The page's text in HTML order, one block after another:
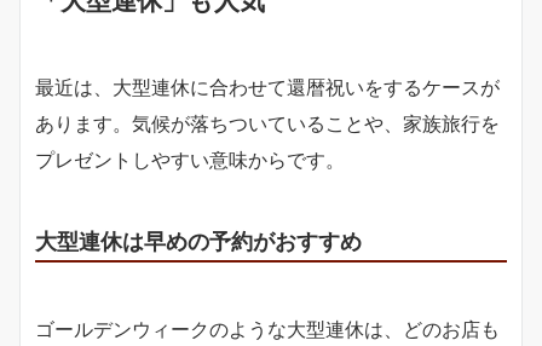
最近は、大型連休に合わせて還暦祝いをするケースが
あります。気候が落ちついていることや、家族旅行を
プレゼントしやすい意味からです。
大型連休は早めの予約がおすすめ
ゴールデンウィークのような大型連休は、どのお店も